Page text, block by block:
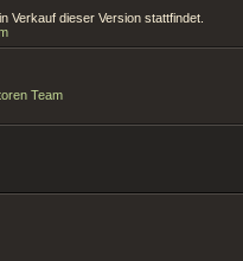
Verkauf dieser Version stattfindet.
Team